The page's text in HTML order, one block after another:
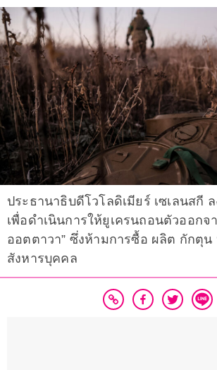
ประธานาธิบดีโวโลดิเมียร์ เซเลนสกี
เพื่อดำเนินการให้ยูเครนถอนตัวออก
ออตตาวา” ซึ่งห้ามการซื้อ ผลิต กักตุน
สังหารบุคคล